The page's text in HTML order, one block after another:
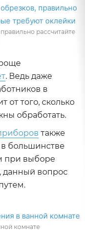
рассчитайте
. Ведь даже
в
от того, сколько
обработать.
также
большинстве
при выборе
данный вопрос
комнате